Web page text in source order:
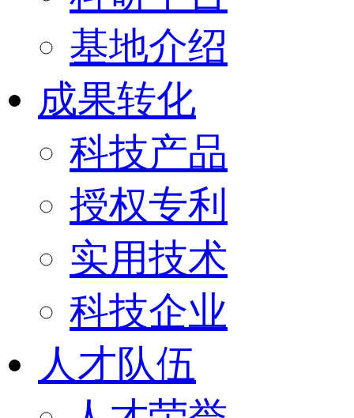
基地介绍
成果转化
科技产品
授权专利
实用技术
科技企业
人才队伍